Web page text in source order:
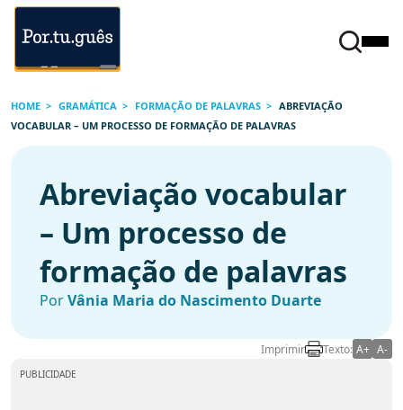
HOME GRAMÁTICA FORMAÇÃO DE PALAVRAS
ABREVIAÇÃO
VOCABULAR – UM PROCESSO DE FORMAÇÃO DE PALAVRAS
Abreviação vocabular
– Um processo de
formação de palavras
PorVânia Maria do Nascimento Duarte
Imprimir Texto: A+ A-
PUBLICIDADE